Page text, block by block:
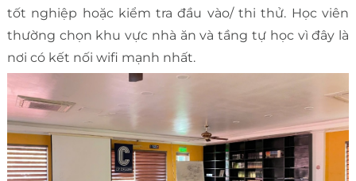
tốt nghiệp hoặc kiểm tra đầu vào/ thi thử. Học viên
thường chọn khu vực nhà ăn và tầng tự học vì đây là
nơi có kết nối wifi mạnh nhất.